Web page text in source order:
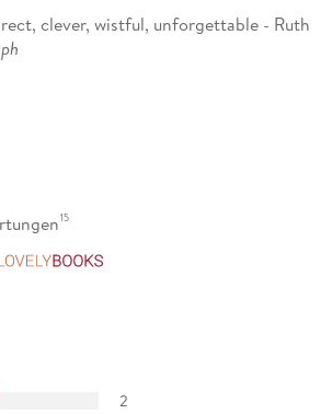
clever, wistful, unforgettable - Ruth
15
2